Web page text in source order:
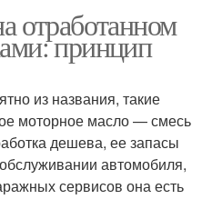
отработанном
принцип
из названия, такие
моторное масло — смесь
дешева, ее запасы
автомобиля,
сервисов она есть